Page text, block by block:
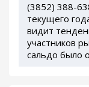
(3852) 388-
текущего
видит
участников
сальдо было